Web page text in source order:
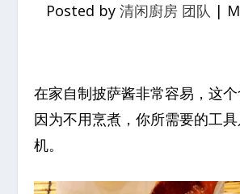
Posted by 清闲廚房 团队 |
在家自制披萨酱非常容易，这个
因为不用烹煮，你所需要的工
机。